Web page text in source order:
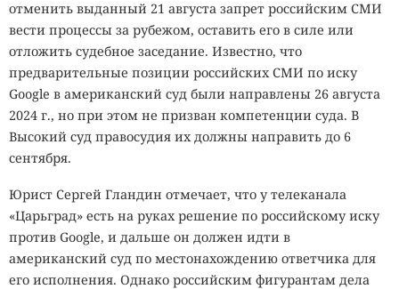
отменить выданный 21 августа запрет российским СМИ
вести процессы за рубежом, оставить его в силе или
отложить судебное заседание. Известно, что
предварительные позиции российских СМИ по иску
Google в американский суд были направлены 26 августа
2024 г., но при этом не призван компетенции суда. В
Высокий суд правосудия их должны направить до 6
сентября.
Юрист Сергей Гландин отмечает, что у телеканала
«Царьград» есть на руках решение по российскому иску
против Google, и дальше он должен идти в
американский суд по местонахождению ответчика для
его исполнения. Однако российским фигурантам дела